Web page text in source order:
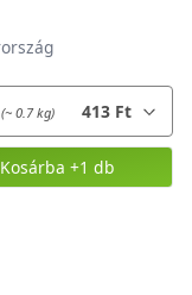
(~ 0.7 kg) 413 Ft
Kosárba +1 db
, Tök